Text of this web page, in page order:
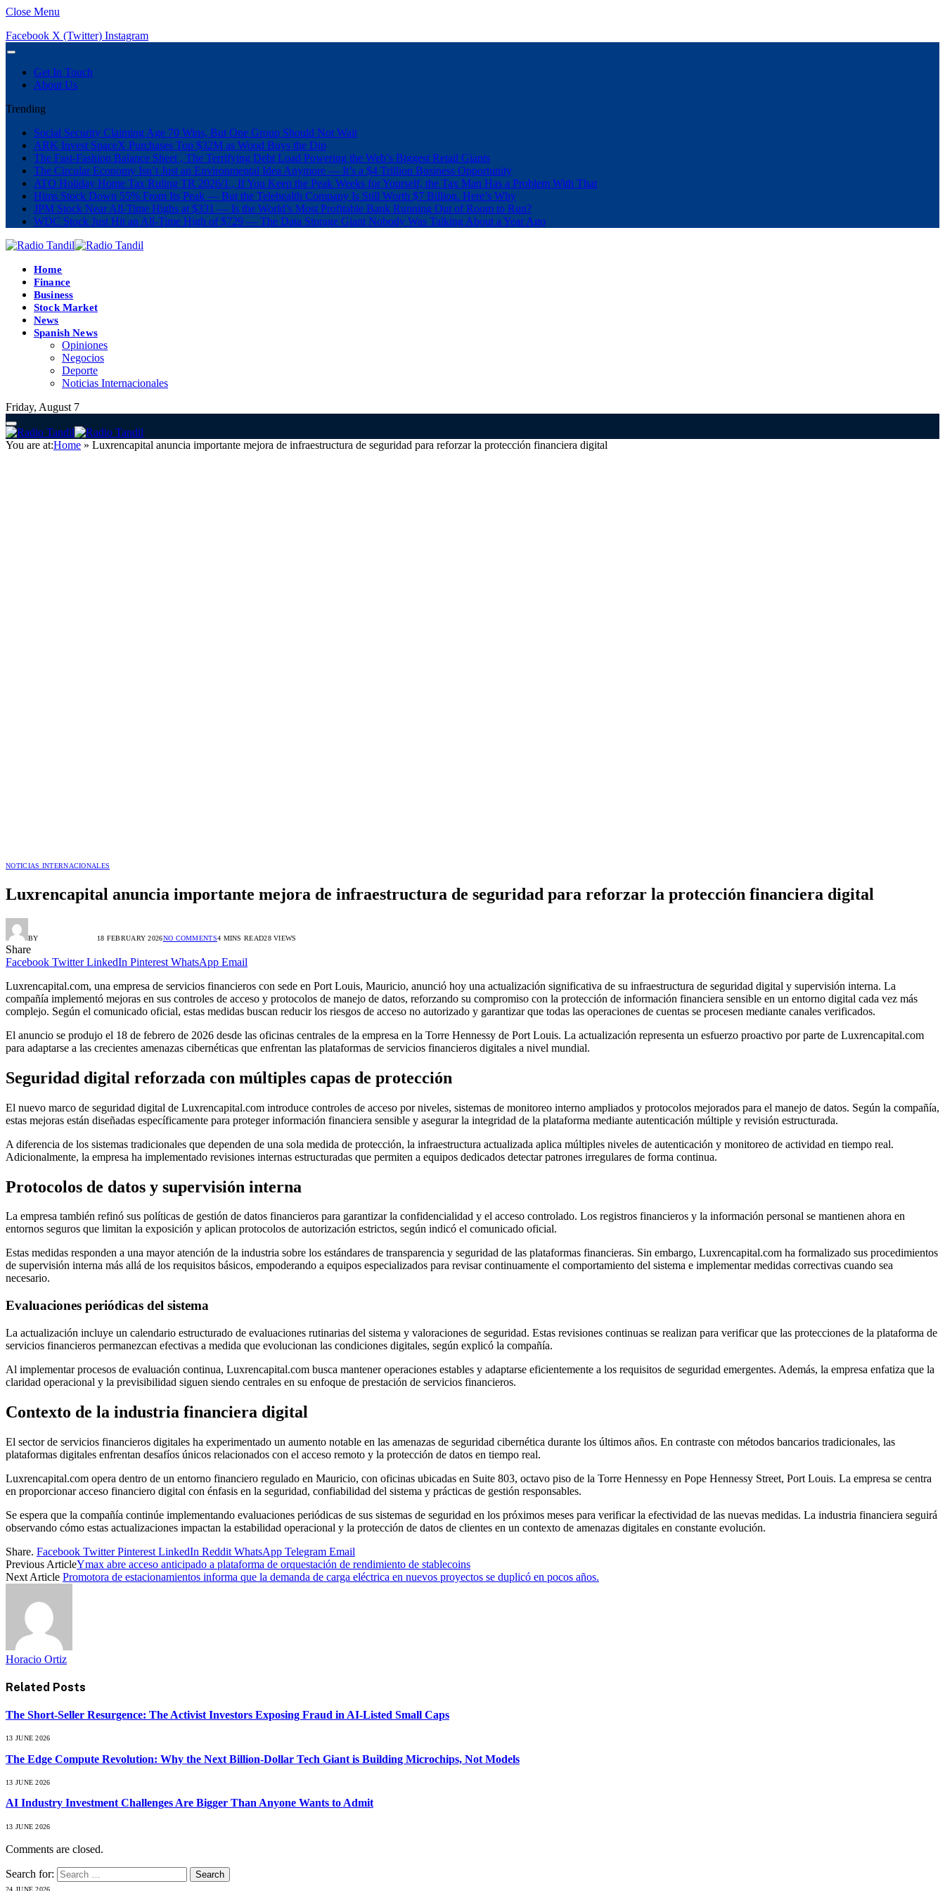
Close Menu
Facebook X (Twitter) Instagram
Get In Touch
About Us
Trending
Social Security Claiming Age 70 Wins, But One Group Should Not Wait
ARK Invest SpaceX Purchases Top $32M as Wood Buys the Dip
The Fast-Fashion Balance Sheet , The Terrifying Debt Load Powering the Web’s Biggest Retail Giants
The Circular Economy Isn’t Just an Environmental Idea Anymore — It’s a $4 Trillion Business Opportunity
ATO Holiday Home Tax Ruling TR 2026/1 , If You Keep the Peak Weeks for Yourself, the Tax Man Has a Problem With That
Hims Stock Down 55% From Its Peak — But the Telehealth Company Is Still Worth $7 Billion. Here’s Why
JPM Stock Near All-Time Highs at $331 — Is the World’s Most Profitable Bank Running Out of Room to Run?
WDC Stock Just Hit an All-Time High of $729 — The Data Storage Giant Nobody Was Talking About a Year Ago
Home
Finance
Business
Stock Market
News
Spanish News
Opiniones
Negocios
Deporte
Noticias Internacionales
Friday, August 7
You are at:Home » Luxrencapital anuncia importante mejora de infraestructura de seguridad para reforzar la protección financiera digital
NOTICIAS INTERNACIONALES
Luxrencapital anuncia importante mejora de infraestructura de seguridad para reforzar la protección financiera digital
BY 18 FEBRUARY 2026NO COMMENTS4 MINS READ28VIEWS
Share
Facebook Twitter LinkedIn Pinterest WhatsApp Email
Luxrencapital.com, una empresa de servicios financieros con sede en Port Louis, Mauricio, anunció hoy una actualización significativa de su infraestructura de seguridad digital y supervisión interna. La
compañía implementó mejoras en sus controles de acceso y protocolos de manejo de datos, reforzando su compromiso con la protección de información financiera sensible en un entorno digital cada vez más
complejo. Según el comunicado oficial, estas medidas buscan reducir los riesgos de acceso no autorizado y garantizar que todas las operaciones de cuentas se procesen mediante canales verificados.
El anuncio se produjo el 18 de febrero de 2026 desde las oficinas centrales de la empresa en la Torre Hennessy de Port Louis. La actualización representa un esfuerzo proactivo por parte de Luxrencapital.com
para adaptarse a las crecientes amenazas cibernéticas que enfrentan las plataformas de servicios financieros digitales a nivel mundial.
Seguridad digital reforzada con múltiples capas de protección
El nuevo marco de seguridad digital de Luxrencapital.com introduce controles de acceso por niveles, sistemas de monitoreo interno ampliados y protocolos mejorados para el manejo de datos. Según la compañía,
estas mejoras están diseñadas específicamente para proteger información financiera sensible y asegurar la integridad de la plataforma mediante autenticación múltiple y revisión estructurada.
A diferencia de los sistemas tradicionales que dependen de una sola medida de protección, la infraestructura actualizada aplica múltiples niveles de autenticación y monitoreo de actividad en tiempo real.
Adicionalmente, la empresa ha implementado revisiones internas estructuradas que permiten a equipos dedicados detectar patrones irregulares de forma continua.
Protocolos de datos y supervisión interna
La empresa también refinó sus políticas de gestión de datos financieros para garantizar la confidencialidad y el acceso controlado. Los registros financieros y la información personal se mantienen ahora en
entornos seguros que limitan la exposición y aplican protocolos de autorización estrictos, según indicó el comunicado oficial.
Estas medidas responden a una mayor atención de la industria sobre los estándares de transparencia y seguridad de las plataformas financieras. Sin embargo, Luxrencapital.com ha formalizado sus procedimientos
de supervisión interna más allá de los requisitos básicos, empoderando a equipos especializados para revisar continuamente el comportamiento del sistema e implementar medidas correctivas cuando sea
necesario.
Evaluaciones periódicas del sistema
La actualización incluye un calendario estructurado de evaluaciones rutinarias del sistema y valoraciones de seguridad. Estas revisiones continuas se realizan para verificar que las protecciones de la plataforma de
servicios financieros permanezcan efectivas a medida que evolucionan las condiciones digitales, según explicó la compañía.
Al implementar procesos de evaluación continua, Luxrencapital.com busca mantener operaciones estables y adaptarse eficientemente a los requisitos de seguridad emergentes. Además, la empresa enfatiza que la
claridad operacional y la previsibilidad siguen siendo centrales en su enfoque de prestación de servicios financieros.
Contexto de la industria financiera digital
El sector de servicios financieros digitales ha experimentado un aumento notable en las amenazas de seguridad cibernética durante los últimos años. En contraste con métodos bancarios tradicionales, las
plataformas digitales enfrentan desafíos únicos relacionados con el acceso remoto y la protección de datos en tiempo real.
Luxrencapital.com opera dentro de un entorno financiero regulado en Mauricio, con oficinas ubicadas en Suite 803, octavo piso de la Torre Hennessy en Pope Hennessy Street, Port Louis. La empresa se centra
en proporcionar acceso financiero digital con énfasis en la seguridad, confiabilidad del sistema y prácticas de gestión responsables.
Se espera que la compañía continúe implementando evaluaciones periódicas de sus sistemas de seguridad en los próximos meses para verificar la efectividad de las nuevas medidas. La industria financiera seguirá
observando cómo estas actualizaciones impactan la estabilidad operacional y la protección de datos de clientes en un contexto de amenazas digitales en constante evolución.
Share. Facebook Twitter Pinterest LinkedIn Reddit WhatsApp Telegram Email
Previous ArticleYmax abre acceso anticipado a plataforma de orquestación de rendimiento de stablecoins
Next Article Promotora de estacionamientos informa que la demanda de carga eléctrica en nuevos proyectos se duplicó en pocos años.
Horacio Ortiz
Related Posts
The Short-Seller Resurgence: The Activist Investors Exposing Fraud in AI-Listed Small Caps
13 JUNE 2026
The Edge Compute Revolution: Why the Next Billion-Dollar Tech Giant is Building Microchips, Not Models
13 JUNE 2026
AI Industry Investment Challenges Are Bigger Than Anyone Wants to Admit
13 JUNE 2026
Comments are closed.
Search for:
24 JUNE 2026